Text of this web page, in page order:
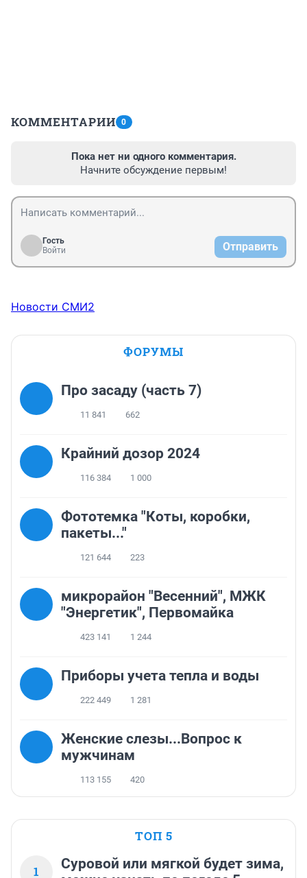
КОММЕНТАРИИ 0
Пока нет ни одного комментария.
Начните обсуждение первым!
Гость
Войти
Отправить
Новости СМИ2
ФОРУМЫ
Про засаду (часть 7)
11 841 662
Крайний дозор 2024
116 384 1 000
Фототемка "Коты, коробки,
пакеты..."
121 644 223
микрорайон "Весенний", МЖК
"Энергетик", Первомайка
423 141 1 244
Приборы учета тепла и воды
222 449 1 281
Женские слезы...Вопрос к
мужчинам
113 155 420
ТОП 5
1
Суровой или мягкой будет зима,